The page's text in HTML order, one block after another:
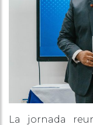
La jornada